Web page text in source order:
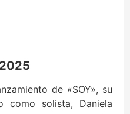
de «SOY», su
como solista, Daniela